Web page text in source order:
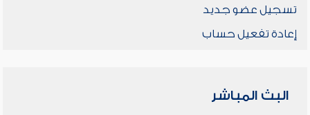
تسجيل عضو جديد
إعادة تفعيل حساب
البث المباشر